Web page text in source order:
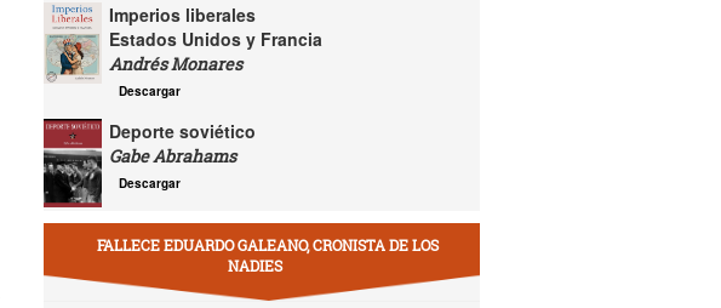
Imperios liberales
Estados Unidos y Francia
Andrés Monares
Descargar
Deporte soviético
Gabe Abrahams
Descargar
FALLECE EDUARDO GALEANO, CRONISTA DE LOS
NADIES